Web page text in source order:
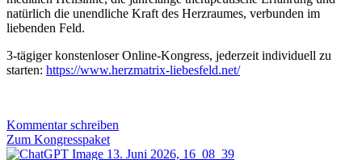
natürlich die unendliche Kraft des Herzraumes, verbunden im
liebenden Feld.
3-tägiger konstenloser Online-Kongress, jederzeit individuell zu
starten: https://www.herzmatrix-liebesfeld.net/
Kommentar schreiben
Zum Kongresspaket